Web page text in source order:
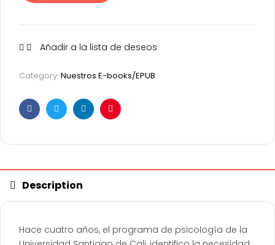
Añadir a la lista de deseos
Category: Nuestros E-books/EPUB
FacebookTwitterLinkedinPinterest
Description
Hace cuatro años, el programa de psicología de la